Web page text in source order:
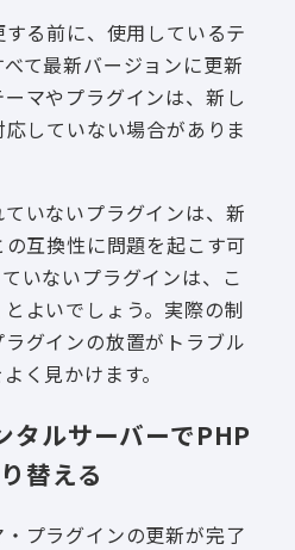
る前に、使用しているテ
て最新バージョンに更新
マやプラグインは、新し
していない場合がありま
いないプラグインは、新
互換性に問題を起こす可
いないプラグインは、こ
よいでしょう。実際の制
グインの放置がトラブル
く見かけます。
タルサーバーでPHP
替える
プラグインの更新が完了